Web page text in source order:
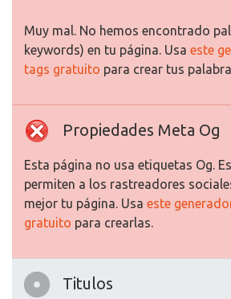
Muy mal. No hemos encontrado
keywords) en tu página. Usa este
tags gratuito para crear tus
Propiedades Meta Og
Esta página no usa etiquetas Og.
permiten a los rastreadores
mejor tu página. Usa este
gratuito para crearlas.
Titulos